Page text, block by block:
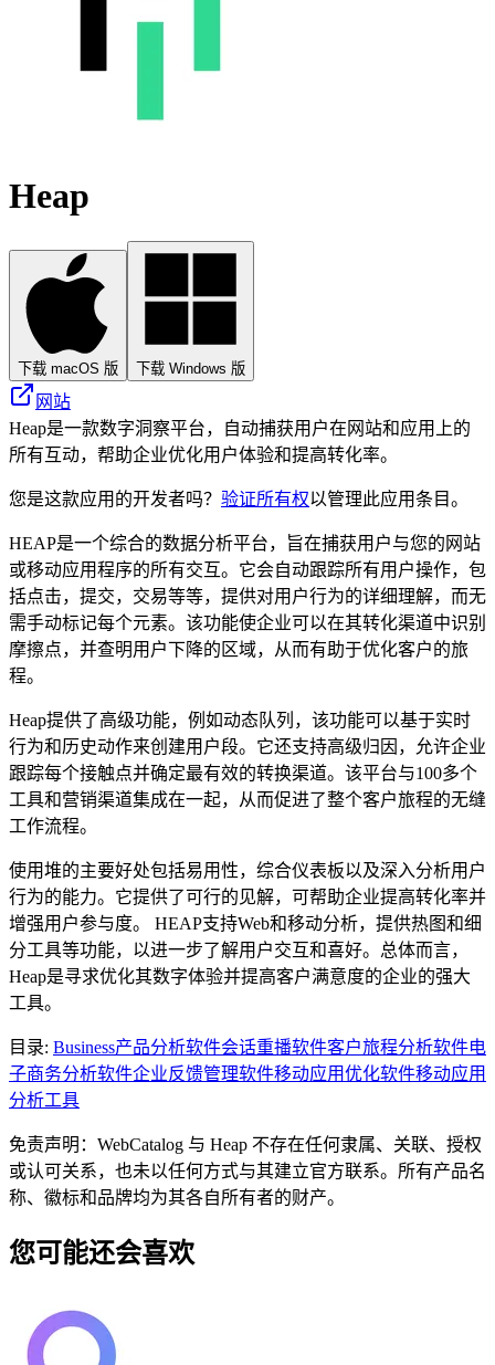
Heap
下载 macOS 版 下载 Windows 版
网站
Heap是一款数字洞察平台，自动捕获用户在网站和应用上的
所有互动，帮助企业优化用户体验和提高转化率。
您是这款应用的开发者吗？ 验证所有权以管理此应用条目。
HEAP是一个综合的数据分析平台，旨在捕获用户与您的网站
或移动应用程序的所有交互。它会自动跟踪所有用户操作，包
括点击，提交，交易等等，提供对用户行为的详细理解，而无
需手动标记每个元素。该功能使企业可以在其转化渠道中识别
摩擦点，并查明用户下降的区域，从而有助于优化客户的旅
程。
Heap提供了高级功能，例如动态队列，该功能可以基于实时
行为和历史动作来创建用户段。它还支持高级归因，允许企业
跟踪每个接触点并确定最有效的转换渠道。该平台与100多个
工具和营销渠道集成在一起，从而促进了整个客户旅程的无缝
工作流程。
使用堆的主要好处包括易用性，综合仪表板以及深入分析用户
行为的能力。它提供了可行的见解，可帮助企业提高转化率并
增强用户参与度。 HEAP支持Web和移动分析，提供热图和细
分工具等功能，以进一步了解用户交互和喜好。总体而言，
Heap是寻求优化其数字体验并提高客户满意度的企业的强大
工具。
目录: Business产品分析软件会话重播软件客户旅程分析软件电
子商务分析软件企业反馈管理软件移动应用优化软件移动应用
分析工具
免责声明：WebCatalog 与 Heap 不存在任何隶属、关联、授权
或认可关系，也未以任何方式与其建立官方联系。所有产品名
称、徽标和品牌均为其各自所有者的财产。
您可能还会喜欢